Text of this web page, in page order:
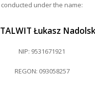
conducted under the name:
Łukasz
NIP: 9531671921
REGON: 093058257